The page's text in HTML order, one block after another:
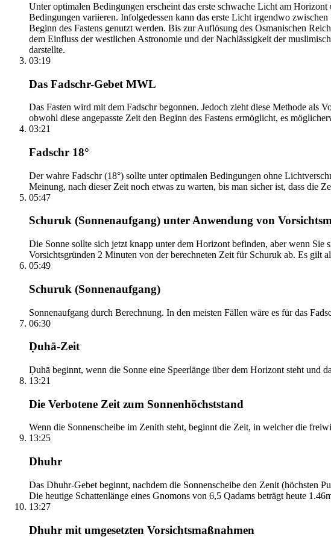
Unter optimalen Bedingungen erscheint das erste schwache Licht am
Bedingungen variieren. Infolgedessen kann das erste Licht irgendwo
Beginn des Fastens genutzt werden. Bis zur Auflösung des Osmanischen
dem Einfluss der westlichen Astronomie und der Nachlässigkeit der
darstellte.
03:19
Das Fadschr-Gebet MWL
Das Fasten wird mit dem Fadschr begonnen. Jedoch zieht diese Methode als
obwohl diese angepasste Zeit den Beginn des Fastens ermöglicht, es
03:21
Fadschr 18°
Der wahre Fadschr (18°) sollte unter optimalen Bedingungen ohne
Meinung, nach dieser Zeit noch etwas zu warten, bis man sicher ist, dass die
05:47
Schuruk (Sonnenaufgang) unter Anwendung von
Die Sonne sollte sich jetzt knapp unter dem Horizont befinden, aber wenn
Vorsichtsgründen 2 Minuten von der berechneten Zeit für Schuruk ab. Es gilt
05:49
Schuruk (Sonnenaufgang)
Sonnenaufgang durch Berechnung. In den meisten Fällen wäre es für das
06:30
Ḍuhā-Zeit
Ḍuhā beginnt, wenn die Sonne eine Speerlänge über dem Horizont steht und
13:21
Die Verbotene Zeit zum Sonnenhöchststand
Wenn die Sonnenscheibe im Zenith steht, beginnt die Zeit, in welcher die
13:25
Dhuhr
Das Dhuhr-Gebet beginnt, nachdem die Sonnenscheibe den Zenit (höchsten
Die heutige Schattenlänge eines Gnomons von 6,5 Qadams beträgt heute
13:27
Dhuhr mit umgesetzten Vorsichtsmaßnahmen